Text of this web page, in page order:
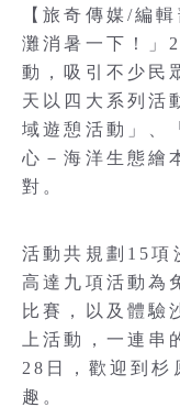
【旅奇傳媒/編
灘消暑一下！」
動，吸引不少民
天以四大系列活
域遊憩活動」、
心－海洋生態繪
對。
活動共規劃15項
高達九項活動為
比賽，以及體驗
上活動，一連串
28日，歡迎到杉
趣。